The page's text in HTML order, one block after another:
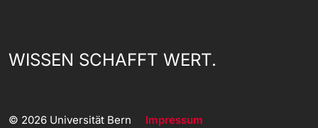
WISSEN SCHAFFT WERT.
© 2026 Universität Bern Impressum